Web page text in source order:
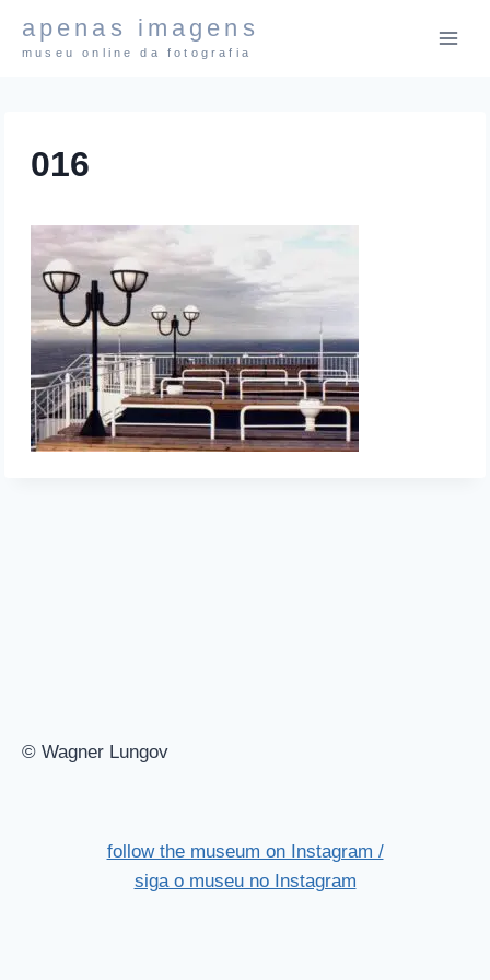
para
apenas imagens
museu online da fotografia
016
© Wagner Lungov
follow the museum on Instagram /
siga o museu no Instagram